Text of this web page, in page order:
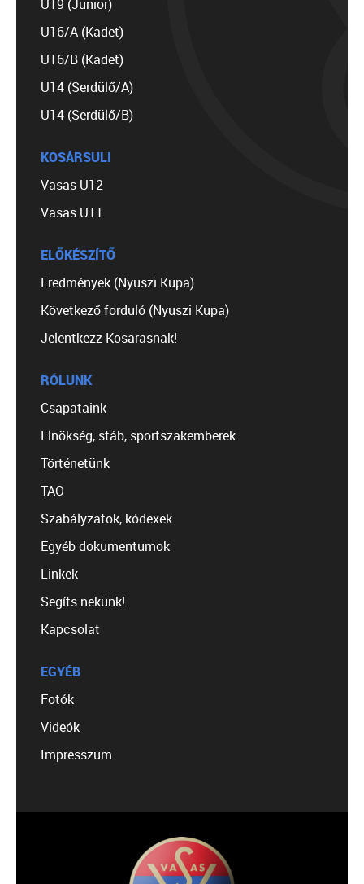
U19 (Junior)
U16/A (Kadet)
U16/B (Kadet)
U14 (Serdülő/A)
U14 (Serdülő/B)
KOSÁRSULI
Vasas U12
Vasas U11
ELŐKÉSZÍTŐ
Eredmények (Nyuszi Kupa)
Következő forduló (Nyuszi Kupa)
Jelentkezz Kosarasnak!
RÓLUNK
Csapataink
Elnökség, stáb, sportszakemberek
Történetünk
TAO
Szabályzatok, kódexek
Egyéb dokumentumok
Linkek
Segíts nekünk!
Kapcsolat
EGYÉB
Fotók
Videók
Impresszum